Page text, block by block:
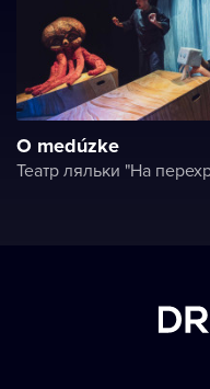
O medúzke